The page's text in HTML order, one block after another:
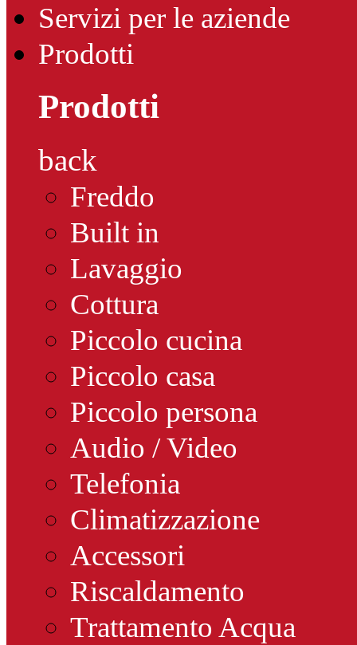
Servizi per le aziende
Prodotti
Prodotti
back
Freddo
Built in
Lavaggio
Cottura
Piccolo cucina
Piccolo casa
Piccolo persona
Audio / Video
Telefonia
Climatizzazione
Accessori
Riscaldamento
Trattamento Acqua